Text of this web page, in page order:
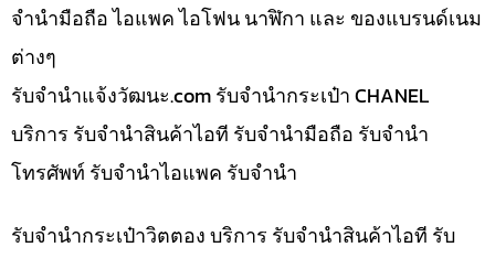
จำนำมือถือ ไอแพค ไอโฟน นาฬิกา และ ของแบรนด์เนม
ต่างๆ
รับจํานําแจ้งวัฒนะ.com รับจำนำกระเป๋า CHANEL
บริการ รับจำนำสินค้าไอที รับจำนำมือถือ รับจำนำ
โทรศัพท์ รับจำนำไอแพค รับจำนำ
รับจำนำกระเป๋าวิตตอง บริการ รับจำนำสินค้าไอที รับ